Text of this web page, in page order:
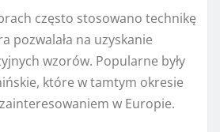
często stosowano technikę
pozwalała na uzyskanie
wzorów. Popularne były
które w tamtym okresie
w Europie.